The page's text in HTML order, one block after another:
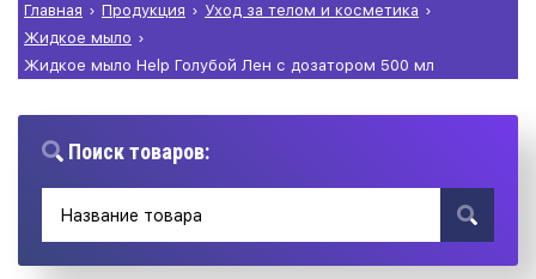
Главная › Продукция › Уход за телом и косметика ›
Жидкое мыло ›
Жидкое мыло Help Голубой Лен с дозатором 500 мл
Поиск товаров: